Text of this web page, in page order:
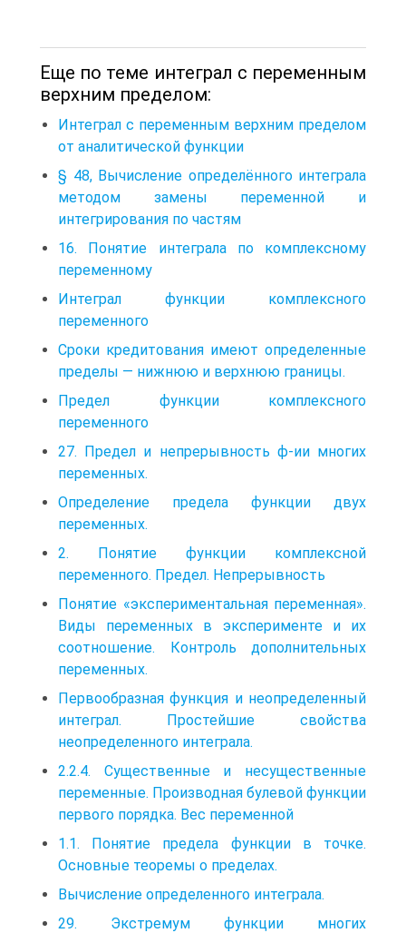
Еще по теме интеграл с переменным
верхним пределом:
Интеграл с переменным верхним пределом
от аналитической функции
§ 48, Вычисление определённого интеграла
методом замены переменной и
интегрирования по частям
16. Понятие интеграла по комплексному
переменному
Интеграл функции комплексного
переменного
Сроки кредитования имеют определенные
пределы — нижнюю и верхнюю границы.
Предел функции комплексного
переменного
27. Предел и непрерывность ф-ии многих
переменных.
Определение предела функции двух
переменных.
2. Понятие функции комплексной
переменного. Предел. Непрерывность
Понятие «экспериментальная переменная».
Виды переменных в эксперименте и их
соотношение. Контроль дополнительных
переменных.
Первообразная функция и неопределенный
интеграл. Простейшие свойства
неопределенного интеграла.
2.2.4. Существенные и несущественные
переменные. Производная булевой функции
первого порядка. Вес переменной
1.1. Понятие предела функции в точке.
Основные теоремы о пределах.
Вычисление определенного интеграла.
29. Экстремум функции многих